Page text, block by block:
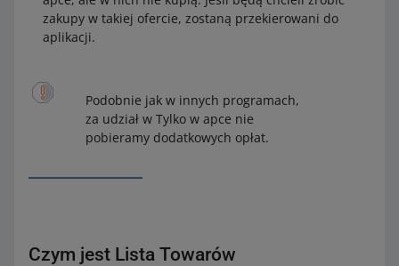
zakupy w takiej ofercie, zostaną przekierowani do
aplikacji.
Podobnie jak w innych programach,
za udział w Tylko w apce nie
pobieramy dodatkowych opłat.
Czym jest Lista Towarów